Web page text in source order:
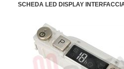
SCHEDA LED DISPLAY